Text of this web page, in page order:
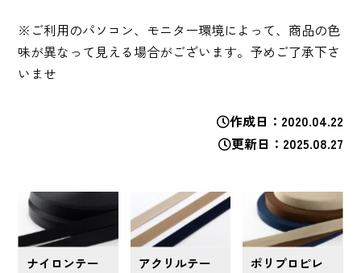
※ご利用のパソコン、モニター環境によって、商品の色
味が異なって見える場合がございます。予めご了承下さ
いませ
作成日
2020.04.22
更新日
2025.08.27
ナイロンテー
アクリルテー
ポリプロピレ